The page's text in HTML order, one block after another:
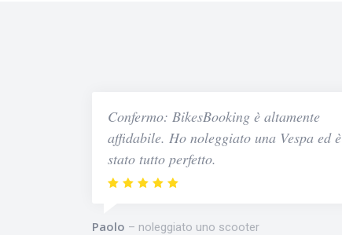
Confermo: BikesBooking è altamente
affidabile. Ho noleggiato una Vespa ed è
stato tutto perfetto.
Paolo noleggiato uno scooter